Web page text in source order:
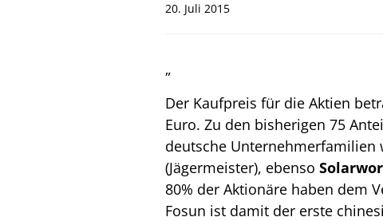
20. Juli 2015
„
Der Kaufpreis für die Aktien
Euro. Zu den bisherigen 75
deutsche Unternehmerfamilien
(Jägermeister), ebenso
80% der Aktionäre haben dem
Fosun ist damit der erste